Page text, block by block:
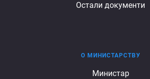
Остали документи
О МИНИСТАРСТВУ
Министар